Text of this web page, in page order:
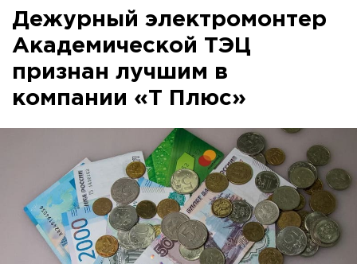
Дежурный электромонтер
Академической ТЭЦ
признан лучшим в
компании «Т Плюс»